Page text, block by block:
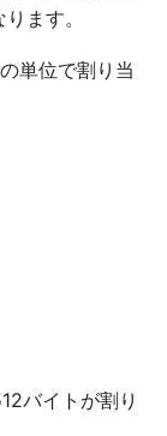
ます。
単位で割り当
バイトが割り